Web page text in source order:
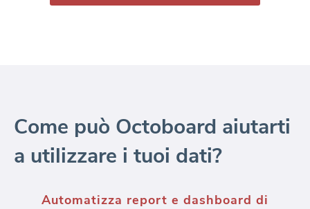
Come può Octoboard aiutarti
a utilizzare i tuoi dati?
Keyword rank tracker